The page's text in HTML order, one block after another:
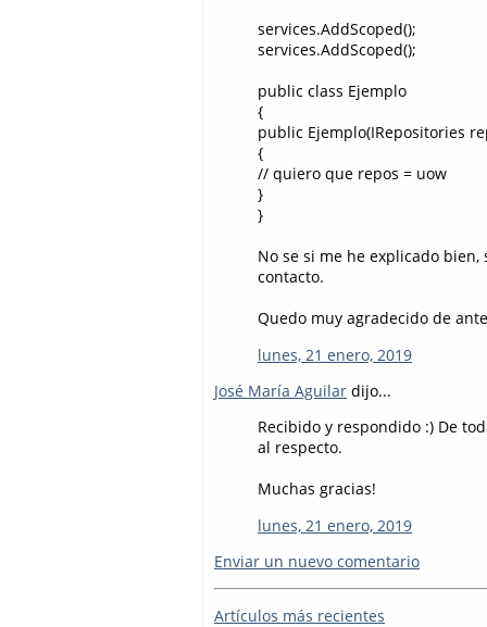
services.AddScoped();
services.AddScoped();
public class Ejemplo
{
public Ejemplo(IRepositories
{
// quiero que repos = uow
}
}
No se si me he explicado
contacto.
Quedo muy agradecido de
lunes, 21 enero, 2019
José María Aguilar dijo...
Recibido y respondido :) De
al respecto.
Muchas gracias!
lunes, 21 enero, 2019
Enviar un nuevo comentario
Artículos más recientes